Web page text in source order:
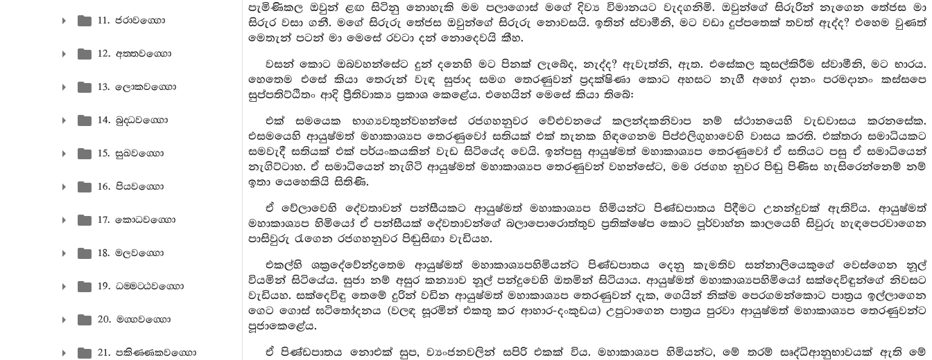
11. ජරාවග‍්ගො
12. අත‍්තවග‍්ගො
13. ලොකවග‍්ගො
14. බුද‍්ධවග‍්ගො
15. සුඛවග‍්ගො
16. පියවග‍්ගො
17. කොධවග‍්ගො
18. මලවග‍්ගො
19. ධම‍්මට‍්ඨවග‍්ගො
20. මග‍්ගවග‍්ගො
21. පකිණ‍්ණකවග‍්ගො
පැමිණිකල ඔවුන් ළඟ සිටිනු නොහැකි මම පලාගොස් මගේ දිව්‍ය විමානයට වැදගනිමි. ඔවුන්ගේ සිරුරින් නැගෙන තේජස මා
සිරුර වසා ගනී. මගේ සිරුරු තේජස ඔවුන්ගේ සිරුරු නොවසයි. ඉතින් ස්වාමීනි, මට වඩා දුප්පතෙක් තවත් ඇද්ද? එහෙම වුණත්
මෙතැන් පටන් මා මෙසේ රවටා දන් නොදෙවයි කීහ.
වසන් කොට ඔබවහන්සේට දුන් දනෙහි මට පිනක් ලැබේද, නැද්ද? ඇවැත්නි, ඇත. එසේකල කුසල්කිරීම ස්වාමීනි, මට භාරය.
හෙතෙම එසේ කියා තෙරුන් වැඳ සුජාද සමග තෙරණුවන් ප්‍රදක්ෂිණා කොට අහසට නැගී අහෝ දානං පරමදානං කස්සපෙ
සුප්පතිට්ඨිතං ආදි ප්‍රීතිවාක්‍ය ප්‍රකාශ කෙළේය. එහෙයින් මෙසේ කියා තිබේ:
එක් සමයෙක භාග්‍යවතුන්වහන්සේ රජගහනුවර වේළුවනයේ කලන්දකනිවාප නම් ස්ථානයෙහි වැඩවාසය කරනසේක.
එසමයෙහි ආයුෂ්මත් මහාකාශ්‍යප තෙරණුවෝ සතියක් එක් තැනක හිඳගෙනම පිප්ඵලිගුහාවෙහි වාසය කරති. එක්තරා සමාධියකට
සමවැදී සතියක් එක් පර්යංකයකින් වැඩ සිටියේද වෙයි. ඉන්පසු ආයුෂ්මත් මහාකාශ්‍යප තෙරණුවෝ ඒ සතියට පසු ඒ සමාධියෙන්
නැගිට්ටාහ. ඒ සමාධියෙන් නැගිටි ආයුෂ්මත් මහාකාශ්‍යප තෙරණුවන් වහන්සේට, මම රජගහ නුවර පිඬු පිණිස හැසිරෙන්නෙම් නම්
ඉතා යෙහෙකියි සිතිණි.
ඒ වේලාවෙහි දේවතාවන් පන්සීයකට ආයුෂ්මත් මහාකාශ්‍යප හිමියන්ට පිණ්ඩපාතය පිදීමට උනන්දුවක් ඇතිවිය. ආයුෂ්මත්
මහාකාශ්‍යප හිමියෝ ඒ පන්සීයක් දේවතාවන්ගේ බලාපොරොත්තුව ප්‍රතික්ෂේප කොට පූර්වාහ්න කාලයෙහි සිවුරු හැඳපෙරවාගෙන
පාසිවුරු රැගෙන රජගහනුවර පිඬුසිඟා වැඩියහ.
එකල්හි ශක්‍රදේවේන්ද්‍රතෙම ආයුෂ්මත් මහාකාශ්‍යපහිමියන්ට පිණ්ඩපාතය දෙනු කැමතිව සන්නාලියෙකුගේ වෙස්ගෙන නූල්
වියමින් සිටියේය. සුජා නම් අසුර කන්‍යාව නූල් පන්දුවෙහි ඔතමින් සිටියාය. ආයුෂ්මත් මහාකාශ්‍යපහිමියෝ සක්දෙවිඳුන්ගේ නිවසට
වැඩියහ. සක්දෙවිඳු තෙමේ දුරින් වඩින ආයුෂ්මත් මහාකාශ්‍යප තෙරණුවන් දැක, ගෙයින් නික්ම පෙරගමන්කොට පාත්‍රය ඉල්ලාගෙන
ගෙට ගොස් ඝටිතෝදනය (වලඳ සූරමින් එකතු කර ආහාර-දංකුඩය) උපුටාගෙන පාත්‍රය පුරවා ආයුෂ්මත් මහාකාශ්‍යප තෙරණුවන්ට
පූජාකෙළේය.
ඒ පිණ්ඩපාතය නොඑක් සුප, ව්‍යංජනවලින් සපිරි එකක් විය. මහාකාශ්‍යප හිමියන්ට, මේ තරම් සෘද්ධිආනුභාවයක් ඇති මේ